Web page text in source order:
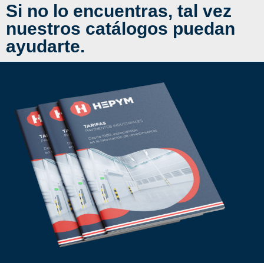
Si no lo encuentras, tal vez
nuestros catálogos puedan
ayudarte.